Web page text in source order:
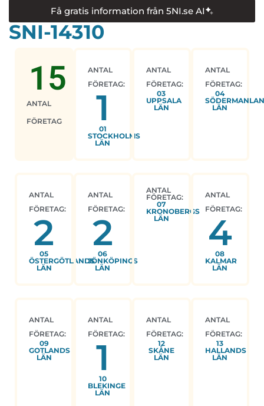
Få gratis information från 5NI.se AI
SNI-14310
ANTAL
FÖRETAG
15
ANTAL
FÖRETAG:
1
01
STOCKHOLMS
LÄN
ANTAL
FÖRETAG:
03
UPPSALA
LÄN
ANTAL
FÖRETAG:
04
LÄN
ANTAL
FÖRETAG:
2
05
ÖSTERGÖTLANDS
LÄN
ANTAL
FÖRETAG:
2
06
JÖNKÖPINGS
LÄN
ANTAL
FÖRETAG:
07
KRONOBERGS
LÄN
ANTAL
FÖRETAG:
4
08
KALMAR
LÄN
ANTAL
FÖRETAG:
09
GOTLANDS
LÄN
ANTAL
FÖRETAG:
1
10
BLEKINGE
LÄN
ANTAL
FÖRETAG:
12
SKÅNE
LÄN
ANTAL
FÖRETAG:
13
HALLANDS
LÄN